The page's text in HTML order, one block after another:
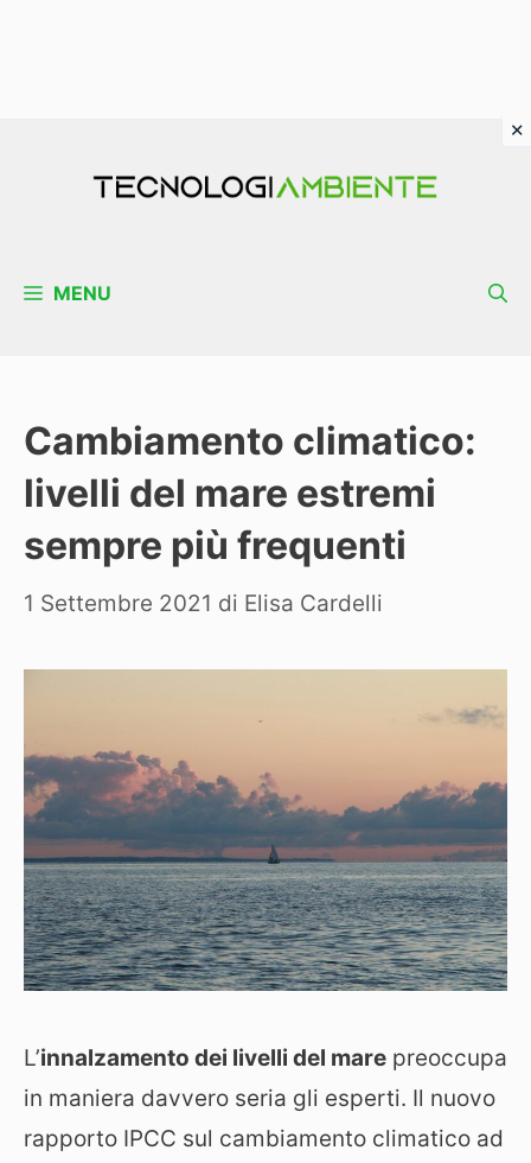
MENU
Cambiamento climatico:
livelli del mare estremi
sempre più frequenti
1 Settembre 2021 di Elisa Cardelli
L’innalzamento dei livelli del mare preoccupa
in maniera davvero seria gli esperti. Il nuovo
rapporto IPCC sul cambiamento climatico ad